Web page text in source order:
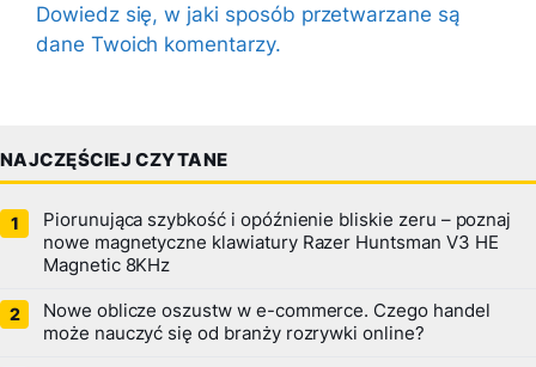
Dowiedz się, w jaki sposób przetwarzane są
dane Twoich komentarzy.
NAJCZĘŚCIEJ CZYTANE
Piorunująca szybkość i opóźnienie bliskie zeru – poznaj
nowe magnetyczne klawiatury Razer Huntsman V3 HE
Magnetic 8KHz
Nowe oblicze oszustw w e-commerce. Czego handel
może nauczyć się od branży rozrywki online?